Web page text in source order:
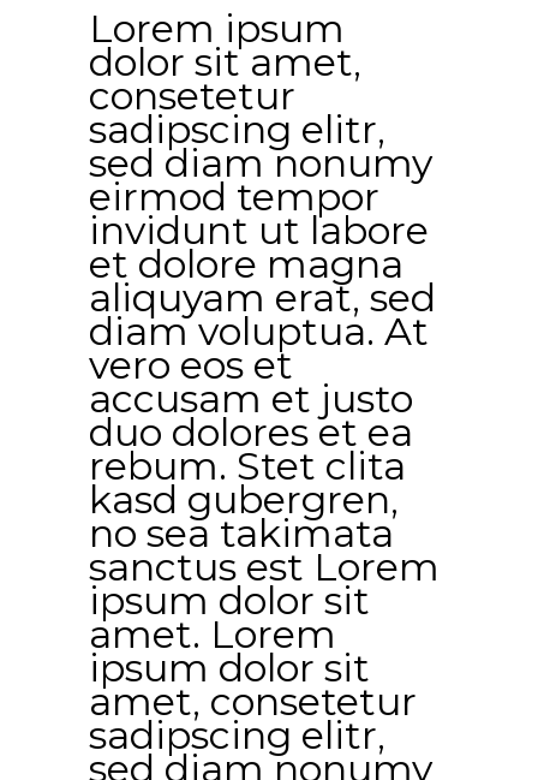
Lorem ipsum
dolor sit amet,
consetetur
sadipscing elitr,
sed diam nonumy
eirmod tempor
invidunt ut labore
et dolore magna
aliquyam erat, sed
diam voluptua. At
vero eos et
accusam et justo
duo dolores et ea
rebum. Stet clita
kasd gubergren,
no sea takimata
sanctus est Lorem
ipsum dolor sit
amet. Lorem
ipsum dolor sit
amet, consetetur
sadipscing elitr,
sed diam nonumy